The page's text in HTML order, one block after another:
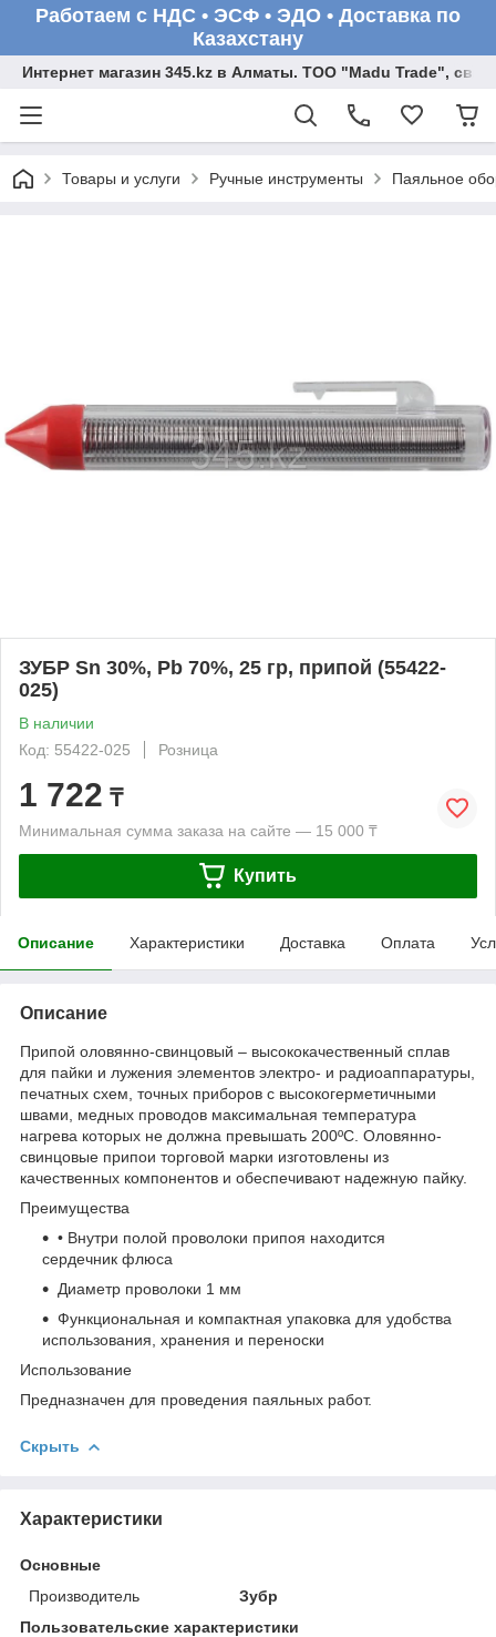
Работаем с НДС • ЭСФ • ЭДО • Доставка по
Казахстану
Интернет магазин 345.kz в Алматы. ТОО "Madu Trade",
Товары и услуги Ручные инструменты Паяльное
ЗУБР Sn 30%, Pb 70%, 25 гр, припой (55422-
025)
В наличии
Код: 55422-025
Розница
1 722 ₸
Минимальная сумма заказа на сайте — 15 000 ₸
Купить
Описание Характеристики Доставка Оплата
Описание
Припой оловянно-свинцовый – высококачественный сплав
для пайки и лужения элементов электро- и радиоаппаратуры,
печатных схем, точных приборов с высокогерметичными
швами, медных проводов максимальная температура
нагрева которых не должна превышать 200ºС. Оловянно-
свинцовые припои торговой марки изготовлены из
качественных компонентов и обеспечивают надежную пайку.
Преимущества
• Внутри полой проволоки припоя находится
сердечник флюса
Диаметр проволоки 1 мм
Функциональная и компактная упаковка для удобства
использования, хранения и переноски
Использование
Предназначен для проведения паяльных работ.
Скрыть
Характеристики
Основные
Производитель
Зубр
Пользовательские характеристики